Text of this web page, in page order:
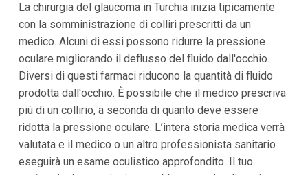
La chirurgia del glaucoma in Turchia inizia tipicamente
con la somministrazione di colliri prescritti da un
medico. Alcuni di essi possono ridurre la pressione
oculare migliorando il deflusso del fluido dall'occhio.
Diversi di questi farmaci riducono la quantità di fluido
prodotta dall'occhio. È possibile che il medico prescriva
più di un collirio, a seconda di quanto deve essere
ridotta la pressione oculare. L’intera storia medica verrà
valutata e il medico o un altro professionista sanitario
eseguirà un esame oculistico approfondito. Il tuo